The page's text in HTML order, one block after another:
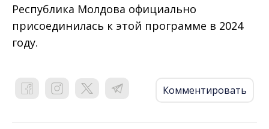
Республика Молдова официально
присоединилась к этой программе в 2024
году.
Комментировать